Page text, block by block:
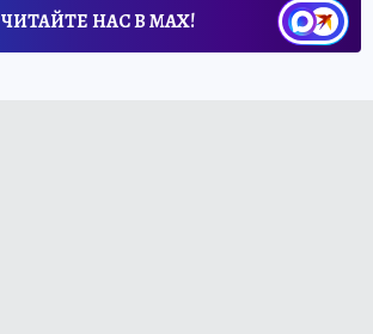
ЧИТАЙТЕ НАС В МАХ!